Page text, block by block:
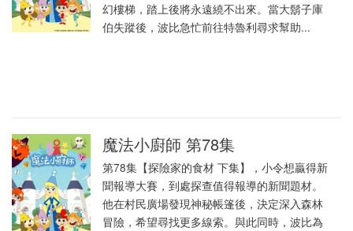
幻樓梯，踏上後將永遠繞不出來。當大鬍子庫
伯失蹤後，波比急忙前往特魯利尋求幫助...
魔法小廚師 第78集
第78集【探險家的食材 下集】，小令想贏得新
聞報導大賽，到處探查值得報導的新聞題材。
他在村民廣場發現神秘帳篷後，決定深入森林
冒險，希望尋找更多線索。與此同時，波比為